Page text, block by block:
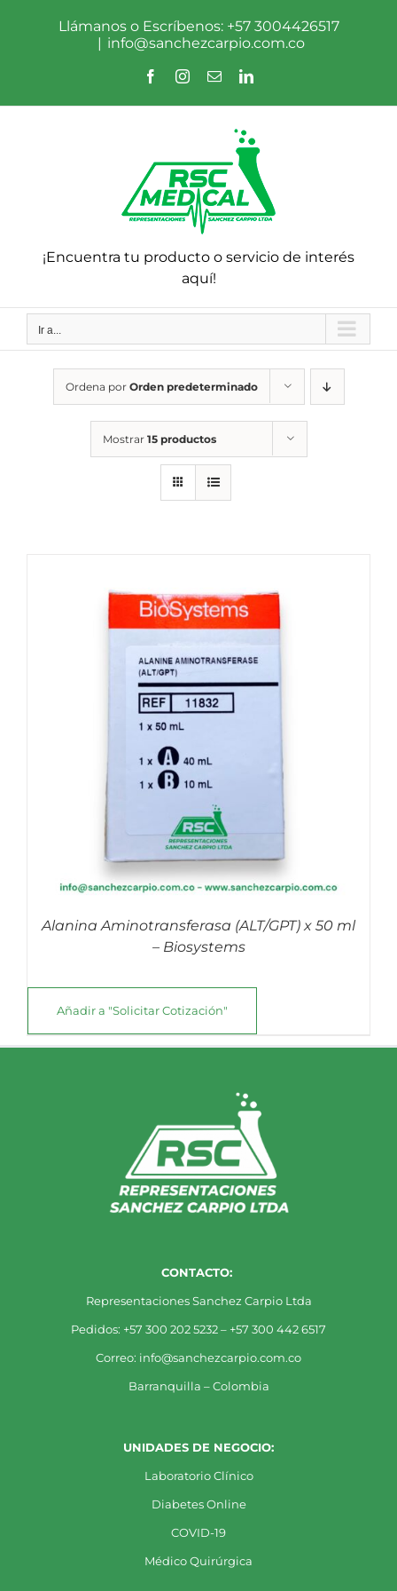
Llámanos o Escríbenos: +57 3004426517
| info@sanchezcarpio.com.co
FacebookInstagram
CorreoLinkedIn
¡Encuentra tu producto o servicio de interés
aquí!
Ir a...
Ordena por Orden predeterminado
Mostrar 15 productos
Alanina Aminotransferasa (ALT/GPT) x 50 ml
– Biosystems
Añadir a "Solicitar Cotización"
CONTACTO:
Representaciones Sanchez Carpio Ltda
Pedidos: +57 300 202 5232 – +57 300 442 6517
Correo: info@sanchezcarpio.com.co
Barranquilla – Colombia
UNIDADES DE NEGOCIO:
Laboratorio Clínico
Diabetes Online
COVID-19
Médico Quirúrgica